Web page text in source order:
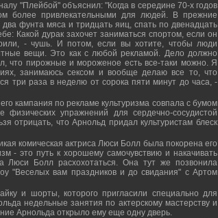
"Плейбой" объяснил: "Когда в середине 70-х годов
более привлекательными для людей. В прежние
фунта мяса и тридцать яиц, спать по двенадцать
Какой дурак захочет заниматься спортом, если он
- чушь. И потом, если вы хотите, чтобы люди
вещи. Это как с любой рекламой. Дело должно
что пирожные и мороженое есть все-таки можно. Я
занимаюсь сексом и вообще делаю все то, что
три раза в неделю от сорока пяти минут до часа, -
кампания по рекламе культуризма совпала с бумом
упражнений для сердечно-сосудистой
отрицать, что Арнольд придал культуристам блеск
комическая актриса Люси Болл была покорена его
- это путь к хорошему самочувствию и накачивать
Люси Болл расхохотаться. Она тут же позвонила
"Веселых вам праздников и до свидания" с Артом
и шорты, которого пригласили специально для
недельные занятия по актерскому мастерству и
Арнольда открыло ему еще одну дверь.